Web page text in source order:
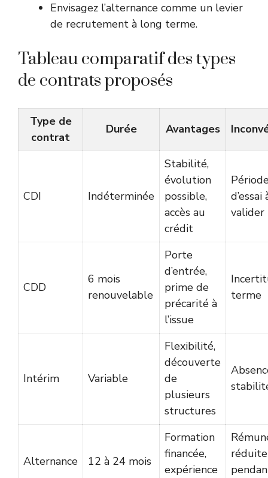
Envisagez l’alternance comme un levier
de recrutement à long terme.
Tableau comparatif des types
de contrats proposés
Type de
contrat
Durée Avantages
CDI Indéterminée
Stabilité,
évolution
possible,
accès au
crédit
d’essai
valider
CDD
6 mois
renouvelable
Porte
d’entrée,
prime de
précarité à
l’issue
terme
Intérim Variable
Flexibilité,
découverte
de
plusieurs
structures
Alternance 12 à 24 mois
Formation
financée,
expérience
réduite